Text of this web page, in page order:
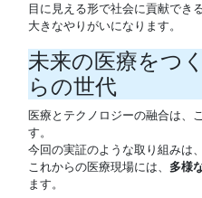
目に見える形で社会に貢献でき
大きなやりがいになります。
未来の医療をつ
らの世代
医療とテクノロジーの融合は、
す。
今回の実証のような取り組みは
これからの医療現場には、 多様
ます。